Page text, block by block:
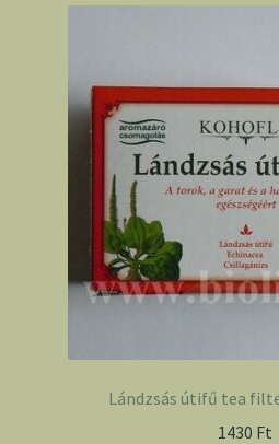
Lándzsás útifű tea
1430 Ft